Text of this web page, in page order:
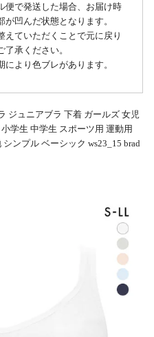
便で発送した場合、お届け時
が凹んだ状態となります。
えていただくことで元に戻り
了承ください。
より色ブレがあります。
ジュニアブラ 下着 ガールズ 女児
学生 中学生 スポーツ用 運動用
ンプル ベーシック ws23_15 brad